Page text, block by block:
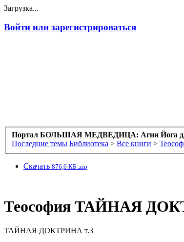
Загрузка...
Войти или зарегистрироваться
Портал БОЛЬШАЯ МЕДВЕДИЦА: Агни Йога
Последние темы Библиотека > Все книги >
Скачать 876,6 КБ .zip
Теософия ТАЙНАЯ
ТАЙНАЯ ДОКТРИНА т.3